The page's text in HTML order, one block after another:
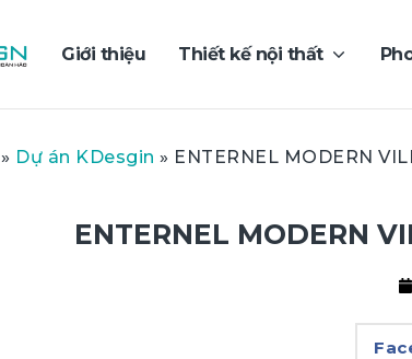
Giới thiệu Thiết kế nội thất
» Dự án KDesgin » ENTERNEL MODERN
ENTERNEL MODERN